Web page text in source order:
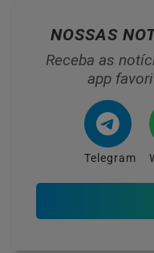
NOSSAS
Receba as
app
Telegram